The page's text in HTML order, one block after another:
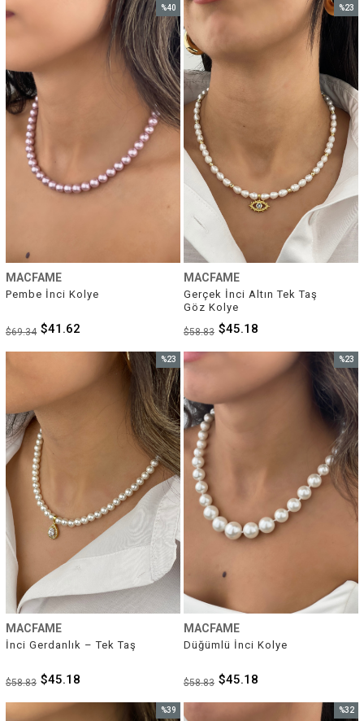
MACFAME
Pembe İnci Kolye
$41.62
$69.34
%40
İndirim
%40İndirim
MACFAME
Gerçek İnci Altın Tek Taş
Göz Kolye
$45.18
$58.83
%23
MACFAME
İnci Gerdanlık – Tek Taş
$45.18
$58.83
%23
İndirim
%23İndirim
MACFAME
Düğümlü İnci Kolye
$45.18
$58.83
%23
İndirim
%39
%32